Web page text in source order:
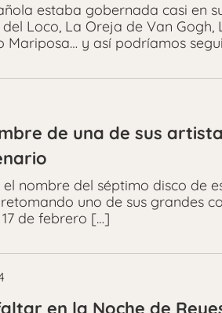
estaba gobernada casi en
Loco, La Oreja de Van Gogh,
Mariposa… y así podríamos
de una de sus
nombre del séptimo disco de
uno de sus grandes
de febrero […]
en la Noche de